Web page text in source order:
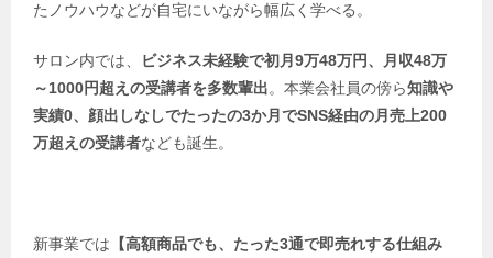
たノウハウなどが自宅にいながら幅広く学べる。
サロン内では、 ビジネス未経験で初月9万48万円、月収48万
～1000円超えの受講者を多数輩出。本業会社員の傍ら知識や
実績0、顔出しなしでたったの3か月でSNS経由の月売上200
万超えの受講者なども誕生。
新事業では 【高額商品でも、たった3通で即売れする仕組み